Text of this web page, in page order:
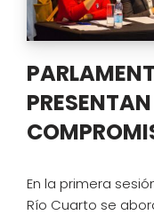
En la primera
Río Cuarto se